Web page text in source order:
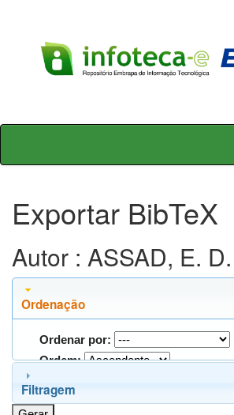
Skip
Exportar BibTeX
Autor : ASSAD, E. D.
Ordenação
Ordenar por:
Ordem:
Filtragem